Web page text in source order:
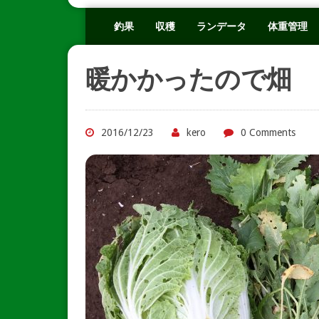
釣果 収穫 ランデータ 体重管理
暖かかったので畑
2016/12/23 kero 0 Comments